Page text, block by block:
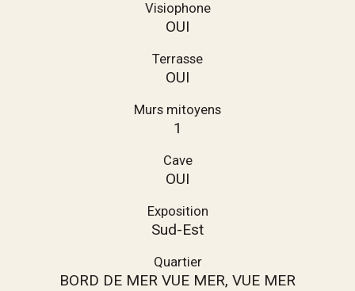
Visiophone
OUI
Terrasse
OUI
Murs mitoyens
1
Cave
OUI
Exposition
Sud-Est
Quartier
BORD DE MER VUE MER, VUE MER